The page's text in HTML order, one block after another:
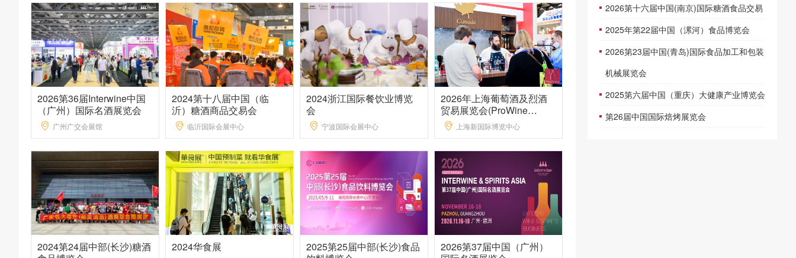
2026第36届Interwine中国
（广州）国际名酒展览会
广州广交会展馆
2024第十八届中国（临
沂）糖酒商品交易会
临沂国际会展中心
2024浙江国际餐饮业博览
会
宁波国际会展中心
2026年上海葡萄酒及烈酒
贸易展览会(ProWine
Shanghai)
上海新国际博览中心
2024第24届中部(长沙)糖酒
2024华食展
2025第25届中部(长沙)食品
2026第37届中国（广州）
2026第十六届中国(南京)国际糖酒食品交易
2025年第22届中国（漯河）食品博览会
2026第23届中国(青岛)国际食品加工和包装
机械展览会
2025第六届中国（重庆）大健康产业博览会
第26届中国国际焙烤展览会